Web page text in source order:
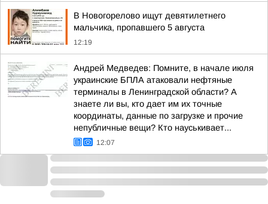
В Новогорелово ищут девятилетнего
мальчика, пропавшего 5 августа
12:19
Андрей Медведев: Помните, в начале июля
украинские БПЛА атаковали нефтяные
терминалы в Ленинградской области? А
знаете ли вы, кто дает им их точные
координаты, данные по загрузке и прочие
непубличные вещи? Кто науськивает...
12:07